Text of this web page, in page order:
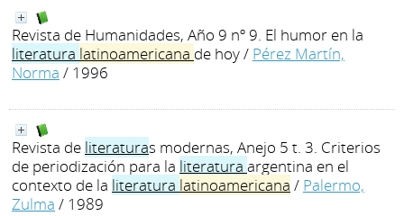
Revista de Humanidades, Año 9 nº 9. El humor en la
literatura latinoamericana de hoy/ Pérez Martín,
Norma / 1996
Revista de literaturas modernas, Anejo 5 t. 3. Criterios
de periodización para la literatura argentina en el
contexto de la literatura latinoamericana / Palermo,
Zulma / 1989